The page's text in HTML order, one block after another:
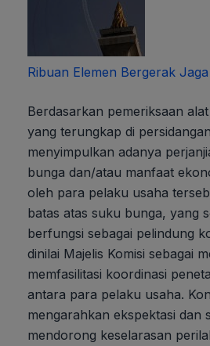
Ribuan Elemen Bergerak
Berdasarkan pemeriksaan
yang terungkap di
menyimpulkan adanya
bunga dan/atau manfaat
oleh para pelaku usaha
batas atas suku bunga, yang
berfungsi sebagai pelindung
dinilai Majelis Komisi sebagai
memfasilitasi koordinasi
antara para pelaku usaha.
mengarahkan ekspektasi dan
mendorong keselarasan